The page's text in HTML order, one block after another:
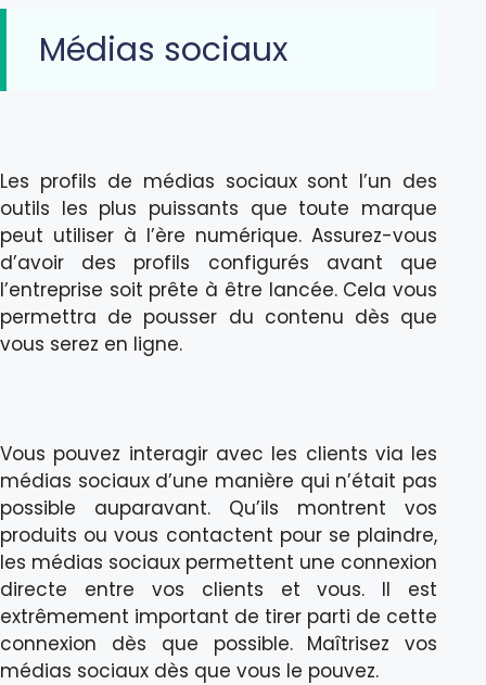
Médias sociaux
Les profils de médias sociaux sont l’un des
outils les plus puissants que toute marque
peut utiliser à l’ère numérique. Assurez-vous
d’avoir des profils configurés avant que
l’entreprise soit prête à être lancée. Cela vous
permettra de pousser du contenu dès que
vous serez en ligne.
Vous pouvez interagir avec les clients via les
médias sociaux d’une manière qui n’était pas
possible auparavant. Qu’ils montrent vos
produits ou vous contactent pour se plaindre,
les médias sociaux permettent une connexion
directe entre vos clients et vous. Il est
extrêmement important de tirer parti de cette
connexion dès que possible. Maîtrisez vos
médias sociaux dès que vous le pouvez.